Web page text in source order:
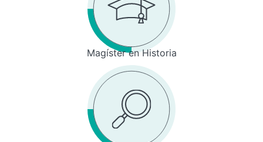
Magíster en Historia